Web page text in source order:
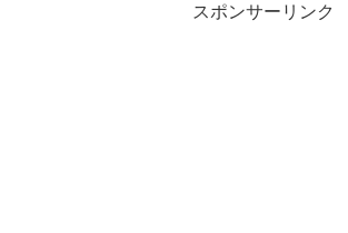
スポンサーリンク